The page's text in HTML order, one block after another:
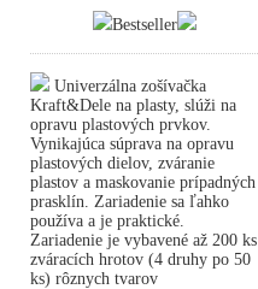
Bestseller
Univerzálna zošívačka
Kraft&Dele na plasty, slúži na
opravu plastových prvkov.
Vynikajúca súprava na opravu
plastových dielov, zváranie
plastov a maskovanie prípadných
prasklín. Zariadenie sa ľahko
používa a je praktické.
Zariadenie je vybavené až 200 ks
zváracích hrotov (4 druhy po 50
ks) rôznych tvarov